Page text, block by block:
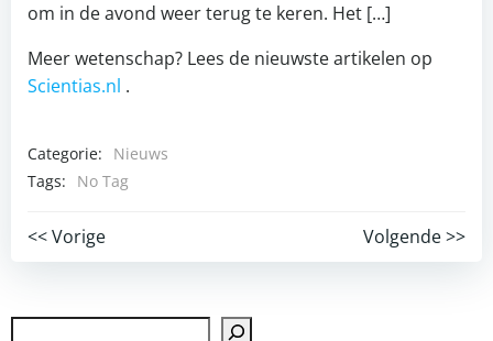
om in de avond weer terug te keren. Het […]
Meer wetenschap? Lees de nieuwste artikelen op
Scientias.nl .
Categorie:
Nieuws
Tags:
No Tag
Post
navigation
<< Vorige
Post
navigation
Volgende >>